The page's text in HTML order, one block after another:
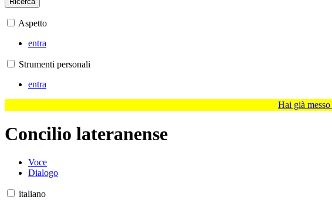
Aspetto
entra
Strumenti personali
entra
Hai già messo
Concilio lateranense
Voce
Dialogo
italiano